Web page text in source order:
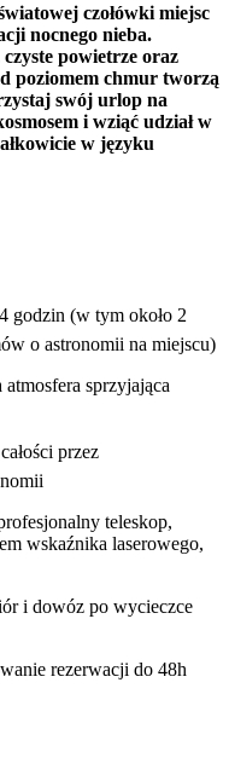
czołówki miejsc
nocnego nieba.
powietrze oraz
poziomem chmur tworzą
swój urlop na
i wziąć udział w
w języku
godzin (w tym około 2
o astronomii na miejscu)
sprzyjająca
przez
teleskop,
wskaźnika laserowego,
i dowóz po wycieczce
rezerwacji do 48h